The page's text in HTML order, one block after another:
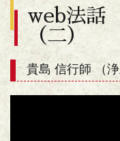
web法話
（二）
貴島 信行師 （